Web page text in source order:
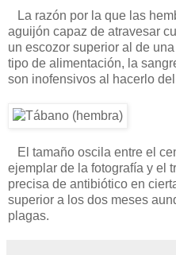
La razón por la que las
aguijón capaz de atravesar
un escozor superior al de
tipo de alimentación, la
son inofensivos al hacerlo
El tamaño oscila entre el
ejemplar de la fotografía y el
precisa de antibiótico en
superior a los dos meses
plagas.